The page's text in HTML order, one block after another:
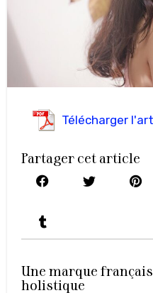
Télécharger
Partager cet article
Une marque
holistique